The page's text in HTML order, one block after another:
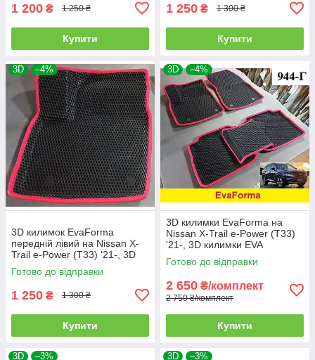
1 200 ₴ 1 250 ₴
Купити
1 250 ₴ 1 300 ₴
Купити
3D –4%
3D килимок EvaForma
передній лівий на Nissan X-
Trail e-Power (T33) '21-, 3D
килимки EVA
Готово до відправки
1 250 ₴ 1 300 ₴
Купити
3D –4%
3D килимки EvaForma на
Nissan X-Trail e-Power (T33)
'21-, 3D килимки EVA
Готово до відправки
2 650 ₴/комплект
2 750 ₴/комплект
Купити
3D –3% 3D –3%